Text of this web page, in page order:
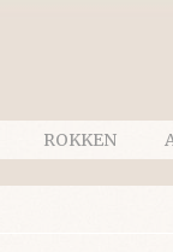
ROKKEN